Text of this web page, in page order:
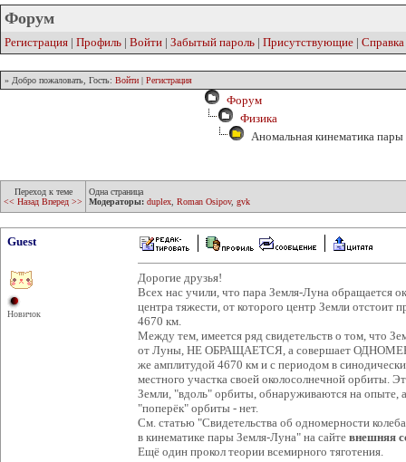
Форум
Регистрация | Профиль | Войти | Забытый пароль | Присутствующие | Справка
» Добро пожаловать, Гость: Войти | Регистрация
Форум
Физика
Аномальная кинематика
Переход к теме
<< Назад Вперед >>
Одна страница
Модераторы: duplex Roman Osipov, gvk
Guest
Новичок
Дорогие друзья!
Всех нас учили, что пара Земля-Луна обращается
центра тяжести, от которого центр Земли отстоит
4670 км.
Между тем, имеется ряд свидетельств о том, что
от Луны, НЕ ОБРАЩАЕТСЯ, а совершает
же амплитудой 4670 км и с периодом в
местного участка своей околосолнечной орбиты.
Земли, "вдоль" орбиты, обнаруживаются на опыте, а
"поперёк" орбиты - нет.
См. статью "Свидетельства об одномерности
в кинематике пары Земля-Луна" на сайте внешняя
Ещё один прокол теории всемирного тяготения.